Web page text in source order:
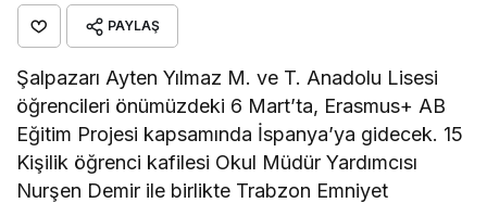
PAYLAŞ
Şalpazarı Ayten Yılmaz M. ve T. Anadolu Lisesi
öğrencileri önümüzdeki 6 Mart’ta, Erasmus+ AB
Eğitim Projesi kapsamında İspanya’ya gidecek. 15
Kişilik öğrenci kafilesi Okul Müdür Yardımcısı
Nurşen Demir ile birlikte Trabzon Emniyet